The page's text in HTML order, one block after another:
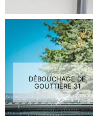
DÉBOUCHAGE DE
GOUTTIÈRE 31